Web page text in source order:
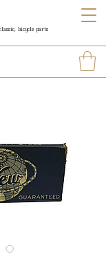
bicycle parts